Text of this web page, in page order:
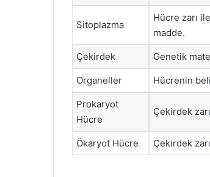
Sitoplazma
Hücre zarı
madde.
Çekirdek Genetik
Organeller Hücrenin
Prokaryot
Hücre
Çekirdek
Ökaryot Hücre Çekirdek